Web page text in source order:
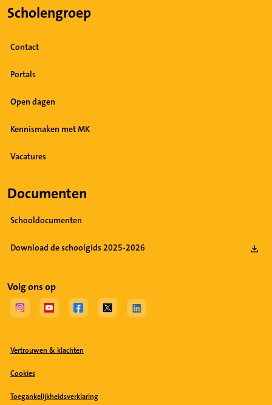
Scholengroep
Contact
Portals
Open dagen
Kennismaken met MK
Vacatures
Documenten
Schooldocumenten
Download de schoolgids 2025-2026
Volg ons op
(Opent in een nieuw tabblad)
(Opent in een nieuw tabblad)
(Opent in een nieuw tabblad)
(Opent in een nieuw tabblad)
Vertrouwen & klachten
Cookies
Toegankelijkheidsverklaring